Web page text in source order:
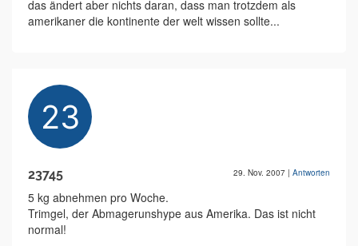
das ändert aber nichts daran, dass man trotzdem als
amerikaner die kontinente der welt wissen sollte...
23745 29. Nov. 2007 | Antworten
5 kg abnehmen pro Woche.
Trimgel, der Abmagerunshype aus Amerika. Das ist nicht
normal!